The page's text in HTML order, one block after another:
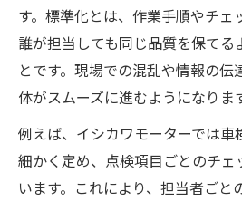
す。標準化とは、作業手順やチェ
誰が担当しても同じ品質を保てる
とです。現場での混乱や情報の伝
体がスムーズに進むようになりま
例えば、イシカワモーターでは車
細かく定め、点検項目ごとのチェ
います。これにより、担当者ごと